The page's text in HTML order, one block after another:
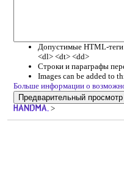
Допустимые HTML-
<dl> <dt> <dd>
Строки и параграфы
Images can be added to
Больше информации о
>